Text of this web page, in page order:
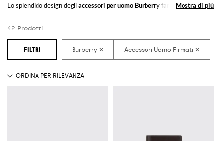
Lo splendido design degliaccessori per uomo Burberryfarà la differenza
abbinandoli insieme.
Acquista gli
accessori Burberry uomo su GIGLIO.COM
Mostra di più
Mostra di più
42 Prodotti